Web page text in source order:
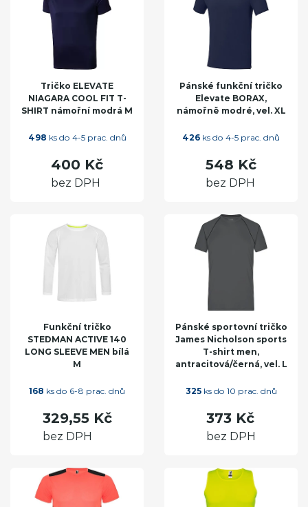
Tričko ELEVATE
NIAGARA COOL FIT T-
SHIRT námořní modrá M
498 ks do 4-5 prac. dnů
400 Kč
bez DPH
Pánské funkční tričko
Elevate BORAX,
námořně modré, vel. XL
426 ks do 4-5 prac. dnů
548 Kč
bez DPH
Funkční tričko
STEDMAN ACTIVE 140
LONG SLEEVE MEN bílá
M
168 ks do 6-8 prac. dnů
329,55 Kč
bez DPH
Pánské sportovní tričko
James Nicholson sports
T-shirt men,
antracitová/černá, vel. L
325ks do 10 prac. dnů
373 Kč
bez DPH